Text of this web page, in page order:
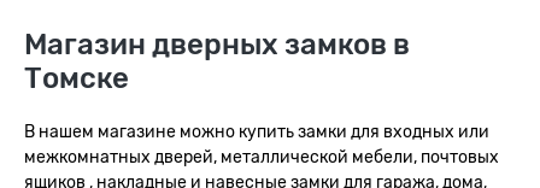
Магазин дверных замков в
Томске
В нашем магазине можно купить замки для входных или
межкомнатных дверей, металлической мебели, почтовых
ящиков , накладные и навесные замки для гаража, дома,